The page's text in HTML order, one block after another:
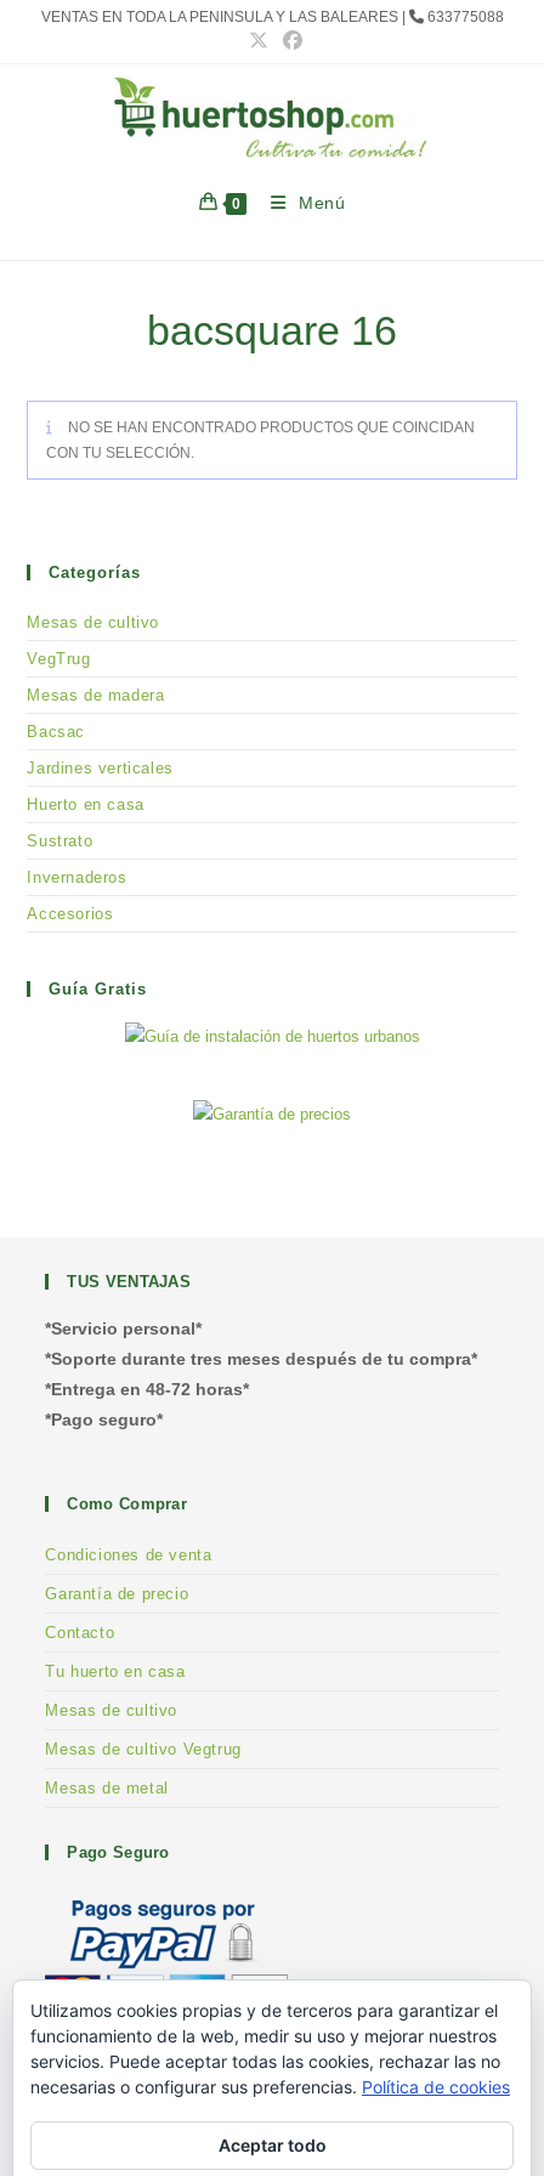
VENTAS EN TODA LA PENINSULA Y LAS BALEARES | 633775088
0 Menú
bacsquare 16
NO SE HAN ENCONTRADO PRODUCTOS QUE COINCIDAN
CON TU SELECCIÓN.
Categorías
Mesas de cultivo
VegTrug
Mesas de madera
Bacsac
Jardines verticales
Huerto en casa
Sustrato
Invernaderos
Accesorios
Guía Gratis
TUS VENTAJAS
*Servicio personal*
*Soporte durante tres meses después de tu compra*
*Entrega en 48-72 horas*
*Pago seguro*
Como Comprar
Condiciones de venta
Garantía de precio
Contacto
Tu huerto en casa
Mesas de cultivo
Mesas de cultivo Vegtrug
Mesas de metal
Pago Seguro
Metodos de pago
G+ Huertoshop
Utilizamos cookies propias y de terceros para garantizar el
funcionamiento de la web, medir su uso y mejorar nuestros
servicios. Puede aceptar todas las cookies, rechazar las no
necesarias o configurar sus preferencias. Política de cookies
Aceptar todo